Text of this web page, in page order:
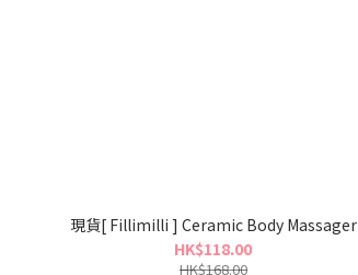
現貨[ Fillimilli ] Ceramic Body Massager
HK$118.00
HK$168.00